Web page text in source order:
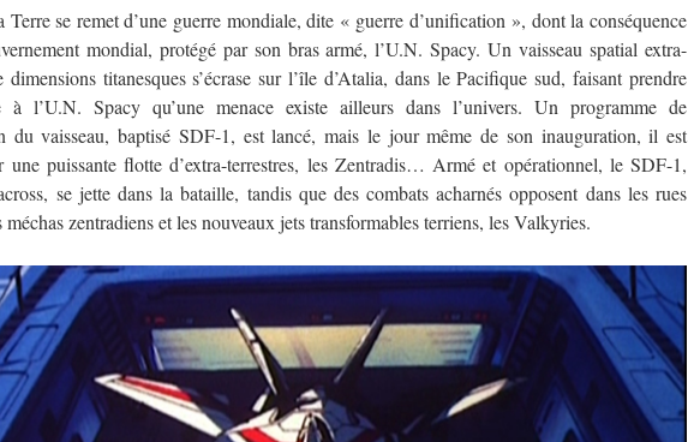
Terre se remet d’une guerre mondiale, dite « guerre d’unification », dont la conséquence
mondial, protégé par son bras armé, l’U.N. Spacy. Un vaisseau spatial extra-
dimensions titanesques s’écrase sur l’île d’Atalia, dans le Pacifique sud, faisant prendre
à l’U.N. Spacy qu’une menace existe ailleurs dans l’univers. Un programme de
du vaisseau, baptisé SDF-1, est lancé, mais le jour même de son inauguration, il est
une puissante flotte d’extra-terrestres, les Zentradis… Armé et opérationnel, le SDF-1,
se jette dans la bataille, tandis que des combats acharnés opposent dans les rues
méchas zentradiens et les nouveaux jets transformables terriens, les Valkyries.